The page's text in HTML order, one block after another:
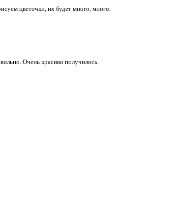
цветочки, их будет много, много.
Очень красиво получилось.